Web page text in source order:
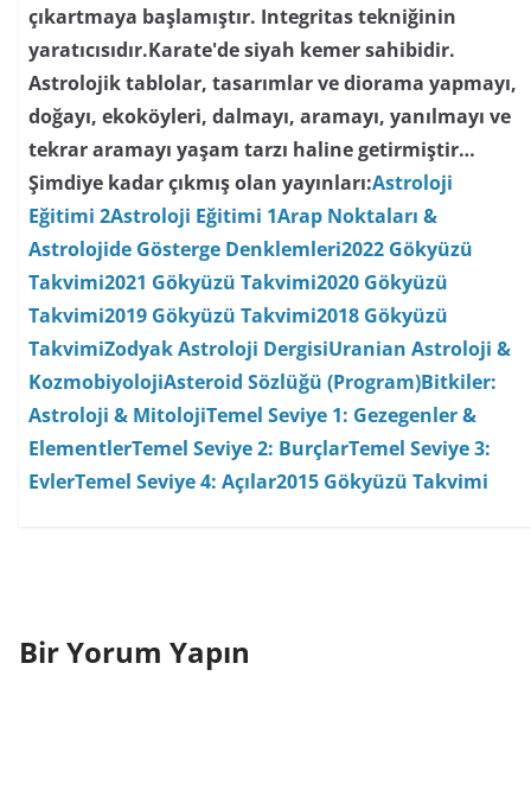
çıkartmaya başlamıştır. Integritas tekniğinin
yaratıcısıdır.Karate'de siyah kemer sahibidir.
Astrolojik tablolar, tasarımlar ve diorama yapmayı,
doğayı, ekoköyleri, dalmayı, aramayı, yanılmayı ve
tekrar aramayı yaşam tarzı haline getirmiştir…
Şimdiye kadar çıkmış olan yayınları:Astroloji
Eğitimi 2Astroloji Eğitimi 1Arap Noktaları &
Astrolojide Gösterge Denklemleri2022 Gökyüzü
Takvimi2021 Gökyüzü Takvimi2020 Gökyüzü
Takvimi2019 Gökyüzü Takvimi2018 Gökyüzü
TakvimiZodyak Astroloji DergisiUranian Astroloji &
KozmobiyolojiAsteroid Sözlüğü (Program)Bitkiler:
Astroloji & MitolojiTemel Seviye 1: Gezegenler &
ElementlerTemel Seviye 2: BurçlarTemel Seviye 3:
EvlerTemel Seviye 4: Açılar2015 Gökyüzü Takvimi
Bir Yorum Yapın